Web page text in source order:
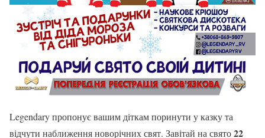
Legendary пропонує вашим діткам поринути у казку та
відчути наближення новорічних свят. Завітай на свято22